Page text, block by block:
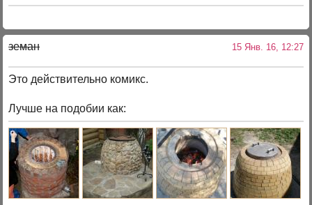
земан 15 Янв. 16, 12:27
Это действительно комикс.
Лучше на подобии как: